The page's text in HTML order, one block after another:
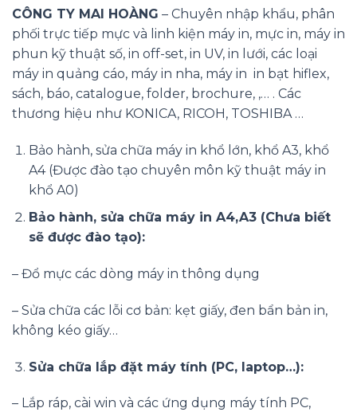
CÔNG TY MAI HOÀNG – Chuyên nhập khẩu, phân
phối trực tiếp mực và linh kiện máy in, mực in, máy in
phun kỹ thuật số, in off-set, in UV, in lưới, các loại
máy in quảng cáo, máy in nha, máy in in bạt hiflex,
sách, báo, catalogue, folder, brochure, ,… . Các
thương hiệu như KONICA, RICOH, TOSHIBA …
Bảo hành, sửa chữa máy in khổ lớn, khổ A3, khổ
A4 (Được đào tạo chuyên môn kỹ thuật máy in
khổ A0)
Bảo hành, sửa chữa máy in A4,A3 (Chưa biết
sẽ được đào tạo):
– Đổ mực các dòng máy in thông dụng
– Sửa chữa các lỗi cơ bản: kẹt giấy, đen bẩn bản in,
không kéo giấy…
Sửa chữa lắp đặt máy tính (PC, laptop…):
– Lắp ráp, cài win và các ứng dụng máy tính PC,